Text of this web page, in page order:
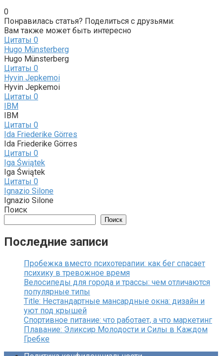
0
Понравилась статья? Поделиться с друзьями:
Вам также может быть интересно
Цитаты 0
Hugo Münsterberg
Hugo Münsterberg
Цитаты 0
Hyvin Jepkemoi
Hyvin Jepkemoi
Цитаты 0
IBM
IBM
Цитаты 0
Ida Friederike Görres
Ida Friederike Görres
Цитаты 0
Iga Świątek
Iga Świątek
Цитаты 0
Ignazio Silone
Ignazio Silone
Поиск
Поиск
Последние записи
Пробежка вместо психотерапии: как бег спасает
психику в тревожное время
Велосипеды для города и трассы: чем отличаются
популярные типы
Title: Нестандартные мансардные окна: дизайн и
уют под крышей
Спортивное питание: что работает, а что маркетинг
Плавание: Эликсир Молодости и Силы в Каждом
Гребке